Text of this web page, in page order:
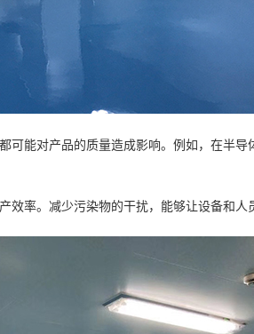
能对产品的质量造成影响。例如，在半
率。减少污染物的干扰，能够让设备和